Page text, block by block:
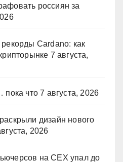
россиян за
Cardano: как
7 августа,
пока что 7 августа, 2026
дизайн нового
2026
на CEX упал до